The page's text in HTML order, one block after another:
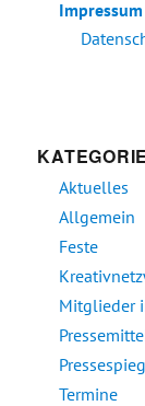
Impressum
Aktuelles
Allgemein
Feste
Mitglieder
Termine